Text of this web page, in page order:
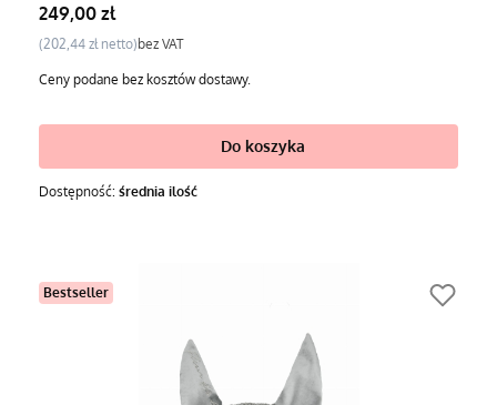
Cena
249,00 zł
Cena
202,44 zł bez VAT
Ceny podane bez kosztów dostawy.
Do koszyka
Dostępność: średnia ilość
Bestseller